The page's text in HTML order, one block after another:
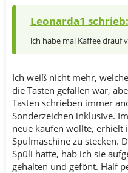
Leonarda1 schrieb:
ich habe mal Kaffee drauf
Ich weiß nicht mehr,
die Tasten gefallen war,
Tasten schrieben immer
Sonderzeichen inklusive.
neue kaufen wollte, erhielt
Spülmaschine zu stecken.
Spüli hatte, hab ich sie
gehalten und gefönt. Half